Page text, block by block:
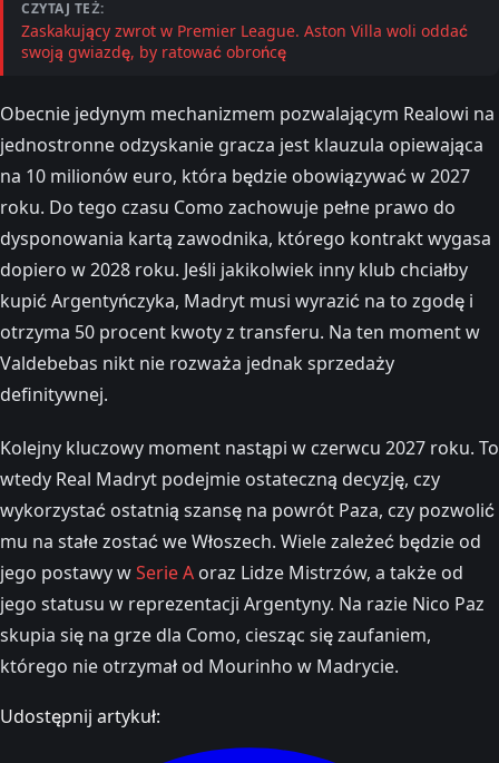
CZYTAJ TEŻ:
Zaskakujący zwrot w Premier League. Aston Villa woli oddać
swoją gwiazdę, by ratować obrońcę
Obecnie jedynym mechanizmem pozwalającym Realowi na
jednostronne odzyskanie gracza jest klauzula opiewająca
na 10 milionów euro, która będzie obowiązywać w 2027
roku. Do tego czasu Como zachowuje pełne prawo do
dysponowania kartą zawodnika, którego kontrakt wygasa
dopiero w 2028 roku. Jeśli jakikolwiek inny klub chciałby
kupić Argentyńczyka, Madryt musi wyrazić na to zgodę i
otrzyma 50 procent kwoty z transferu. Na ten moment w
Valdebebas nikt nie rozważa jednak sprzedaży
definitywnej.
Kolejny kluczowy moment nastąpi w czerwcu 2027 roku. To
wtedy Real Madryt podejmie ostateczną decyzję, czy
wykorzystać ostatnią szansę na powrót Paza, czy pozwolić
mu na stałe zostać we Włoszech. Wiele zależeć będzie od
jego postawy wSerie A oraz Lidze Mistrzów, a także od
jego statusu w reprezentacji Argentyny. Na razie Nico Paz
skupia się na grze dla Como, ciesząc się zaufaniem,
którego nie otrzymał od Mourinho w Madrycie.
Udostępnij artykuł: